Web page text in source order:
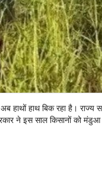
हाथ बिक रहा है। राज्य
ने इस साल किसानों को मंडुआ